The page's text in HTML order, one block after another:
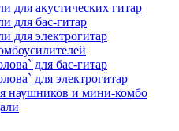
для акустических гитар
для бас-гитар
для электрогитар
для бас-гитар
для электрогитар
наушников и мини-комбо